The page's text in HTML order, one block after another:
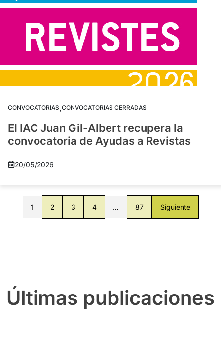
CONVOCATORIAS,CONVOCATORIAS CERRADAS
El IAC Juan Gil-Albert recupera la
convocatoria de Ayudas a Revistas
20/05/2026
1 2 3 4 … 87 Siguiente
Últimas publicaciones